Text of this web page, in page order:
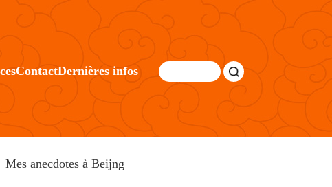
ContactDernières infos
Mes anecdotes à Beijng